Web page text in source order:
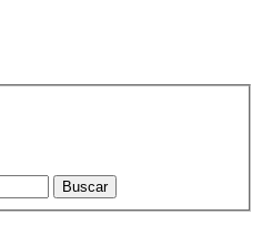
Buscar